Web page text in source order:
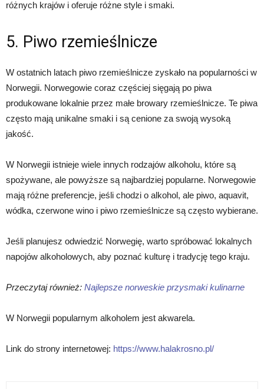
różnych krajów i oferuje różne style i smaki.
5. Piwo rzemieślnicze
W ostatnich latach piwo rzemieślnicze zyskało na popularności w
Norwegii. Norwegowie coraz częściej sięgają po piwa
produkowane lokalnie przez małe browary rzemieślnicze. Te piwa
często mają unikalne smaki i są cenione za swoją wysoką
jakość.
W Norwegii istnieje wiele innych rodzajów alkoholu, które są
spożywane, ale powyższe są najbardziej popularne. Norwegowie
mają różne preferencje, jeśli chodzi o alkohol, ale piwo, aquavit,
wódka, czerwone wino i piwo rzemieślnicze są często wybierane.
Jeśli planujesz odwiedzić Norwegię, warto spróbować lokalnych
napojów alkoholowych, aby poznać kulturę i tradycję tego kraju.
Przeczytaj również: Najlepsze norweskie przysmaki kulinarne
W Norwegii popularnym alkoholem jest akwarela.
Link do strony internetowej: https://www.halakrosno.pl/